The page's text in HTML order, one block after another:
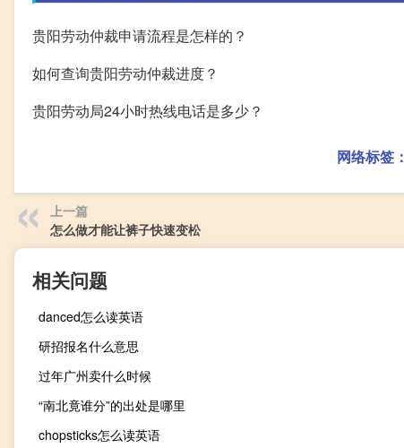
贵阳劳动仲裁申请流程是怎样的？
如何查询贵阳劳动仲裁进度？
贵阳劳动局24小时热线电话是多少？
网络标签：
上一篇
怎么做才能让裤子快速变松
相关问题
danced怎么读英语
研招报名什么意思
过年广州卖什么时候
“南北竟谁分”的出处是哪里
chopsticks怎么读英语